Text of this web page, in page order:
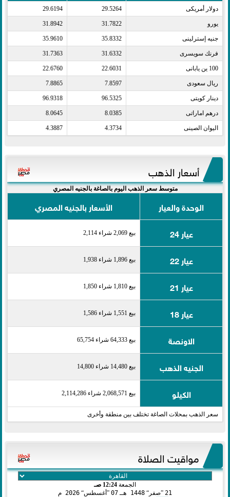
دولار أمريكى​ 29.5264
29.6194
يورو​ 31.7822
31.8942
جنيه إسترلينى​ 35.8332
35.9610
فرنك سويسرى​ 31.6332
31.7363
100 ين يابانى​ 22.6031
22.6760
ريال سعودى​ 7.8597
7.8865
دينار كويتى​ 96.5325
96.9318
درهم اماراتى​ 8.0385
8.0645
اليوان الصينى​ 4.3734
4.3887
أسعار الذهب
متوسط سعر الذهب اليوم بالصاغة بالجنيه المصري
الوحدة والعيار
الأسعار بالجنيه المصري
عيار 24
بيع 2,069 شراء 2,114
عيار 22 بيع 1,896 شراء 1,938
عيار 21 بيع 1,810 شراء 1,850
عيار 18 بيع 1,551 شراء 1,586
الاونصة بيع 64,333 شراء 65,754
الجنيه الذهب بيع 14,480 شراء 14,800
الكيلو بيع 2,068,571 شراء 2,114,286
سعر الذهب بمحلات الصاغة تختلف بين منطقة وأخرى
مواقيت الصلاة
الجمعة 12:24 صـ
21 صفر 1448 هـ 07 أغسطس 2026 م